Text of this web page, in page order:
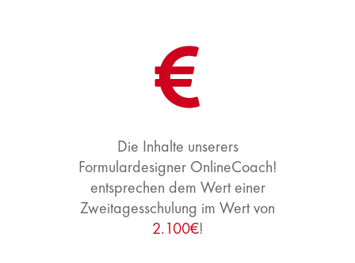
Die Inhalte unserers
Formulardesigner OnlineCoach!
entsprechen dem Wert einer
Zweitagesschulung im Wert von
2.100€!